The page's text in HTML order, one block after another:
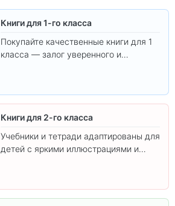
Книги для 1-го класса
Покупайте качественные книги для 1
класса — залог уверенного и
Книги для 2-го класса
Учебники и тетради адаптированы для
детей с яркими иллюстрациями и